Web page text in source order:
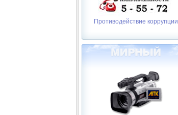
Противодействие коррупции